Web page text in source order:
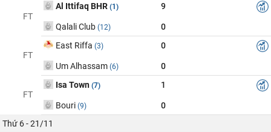
FT
Al Ittifaq BHR (1) 9
Qalali Club (12) 0
FT
East Riffa (3) 0
Um Alhassam (6) 0
FT
Isa Town (7) 1
Bouri (9)
0
Thứ 6 - 21/11